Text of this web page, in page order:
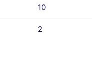
10
2